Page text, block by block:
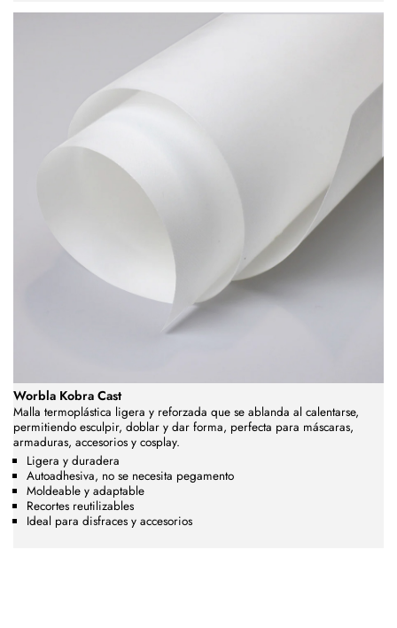
Worbla Kobra Cast
Malla termoplástica ligera y reforzada que se ablanda al calentarse,
permitiendo esculpir, doblar y dar forma, perfecta para máscaras,
armaduras, accesorios y cosplay.
Ligera y duradera
Autoadhesiva, no se necesita pegamento
Moldeable y adaptable
Recortes reutilizables
Ideal para disfraces y accesorios